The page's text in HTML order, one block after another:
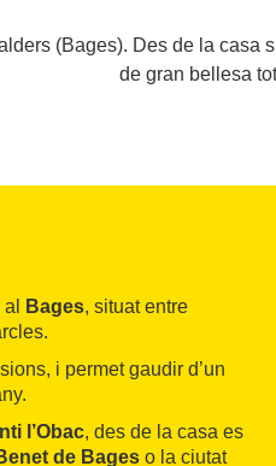
(Bages). Des de la casa
de gran bellesa
al Bages, situat entre
i permet gaudir d’un
l’Obac, des de la casa es
de Bages o la ciutat